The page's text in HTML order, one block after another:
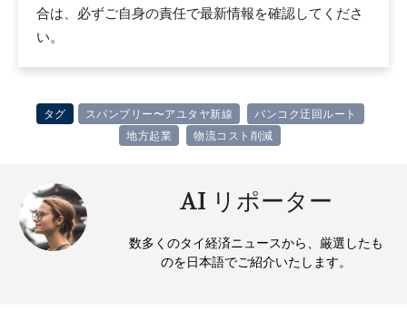
合は、必ずご自身の責任で最新情報を確認してくださ
い。
タグ スパンブリー〜アユタヤ新線
バンコク迂回ルート
地方起業
物流コスト削減
AI リポーター
数多くのタイ経済ニュースから、厳選したも
のを日本語でご紹介いたします。